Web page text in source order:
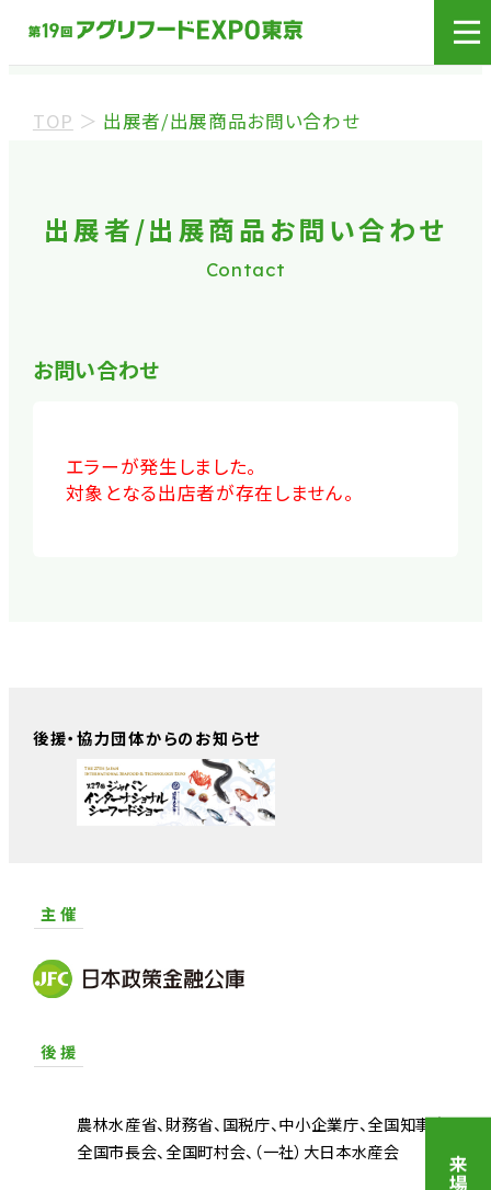
展示会場への入場には
来場登録が必要です。
来場事前登録（プレス）
※カートの持ち込みは禁止となっております。
TOP ＞ 出展者/出展商品お問い合わせ
出展者/出展商品お問い合わせ
Contact
お問い合わせ
エラーが発生しました。
対象となる出店者が存在しません。
後援・協力団体からのお知らせ
主 催
後 援
農林水産省 財務省 国税庁 中小企業庁 全国知事会
全国市長会 全国町村会 （一社）大日本水産会